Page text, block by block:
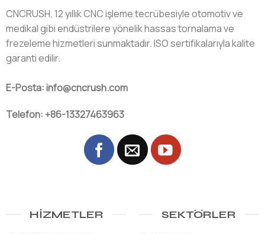
CNCRUSH, 12 yıllık CNC işleme tecrübesiyle otomotiv ve
medikal gibi endüstrilere yönelik hassas tornalama ve
frezeleme hizmetleri sunmaktadır. ISO sertifikalarıyla kalite
garanti edilir.
E-Posta: info@cncrush.com
Telefon: +86-13327463963
HIZMETLER
SEKTÖRLER